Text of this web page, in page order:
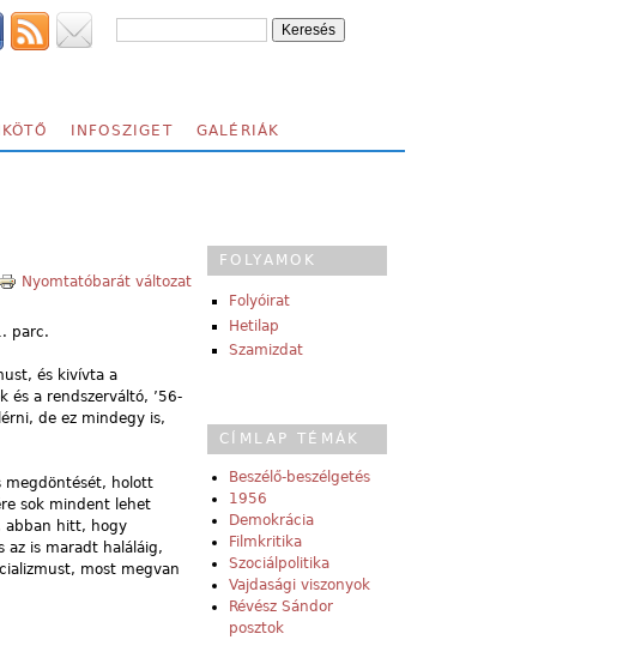
INFOSZIGET GALÉRIÁK
Nyomtatóbarát változat
parc.
és kivívta a
és a rendszerváltó, ’56-
de ez mindegy is,
megdöntését, holott
sok mindent lehet
abban hitt, hogy
az is maradt haláláig,
most megvan
FOLYAMOK
Folyóirat
Hetilap
Szamizdat
CÍMLAP TÉMÁK
Beszélő-beszélgetés
1956
Demokrácia
Filmkritika
Szociálpolitika
Vajdasági viszonyok
Révész Sándor
posztok